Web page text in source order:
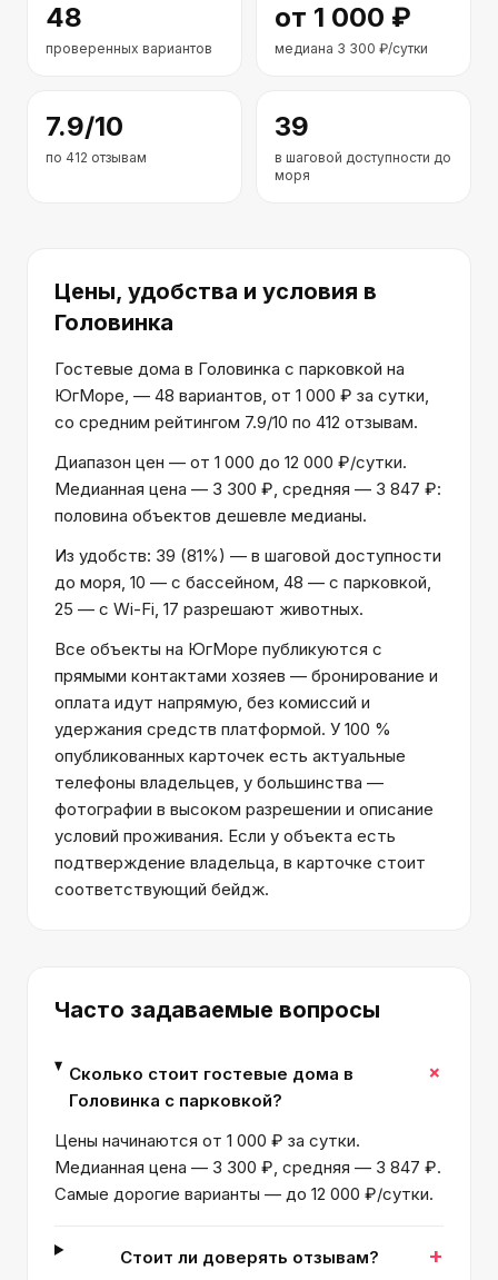
48
проверенных вариантов
от 1 000 ₽
медиана 3 300 ₽/сутки
7.9/10
по 412 отзывам
39
в шаговой доступности до
моря
Цены, удобства и условия в
Головинка
Гостевые дома в Головинка с парковкой на
ЮгМоре, — 48 вариантов, от 1 000 ₽ за сутки,
со средним рейтингом 7.9/10 по 412 отзывам.
Диапазон цен — от 1 000 до 12 000 ₽/сутки.
Медианная цена — 3 300 ₽, средняя — 3 847 ₽:
половина объектов дешевле медианы.
Из удобств: 39 (81%) — в шаговой доступности
до моря, 10 — с бассейном, 48 — с парковкой,
25 — с Wi-Fi, 17 разрешают животных.
Все объекты на ЮгМоре публикуются с
прямыми контактами хозяев — бронирование и
оплата идут напрямую, без комиссий и
удержания средств платформой. У 100 %
опубликованных карточек есть актуальные
телефоны владельцев, у большинства —
фотографии в высоком разрешении и описание
условий проживания. Если у объекта есть
подтверждение владельца, в карточке стоит
соответствующий бейдж.
Часто задаваемые вопросы
Сколько стоит гостевые дома в
Головинка с парковкой?
+
Цены начинаются от 1 000 ₽ за сутки.
Медианная цена — 3 300 ₽, средняя — 3 847 ₽.
Самые дорогие варианты — до 12 000 ₽/сутки.
Стоит ли доверять отзывам? +